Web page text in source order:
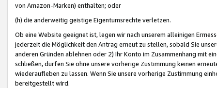
von Amazon-Marken) enthalten; oder
(h) die anderweitig geistige Eigentumsrechte verletzen.
Ob eine Website geeignet ist, legen wir nach unserem alleinigen
jederzeit die Möglichkeit den Antrag erneut zu stellen, sobald Sie
anderen Gründen ablehnen oder 2) Ihr Konto im Zusammenhang mit
schließen, dürfen Sie ohne unsere vorherige Zustimmung keinen
wiederaufleben zu lassen. Wenn Sie unsere vorherige Zustimmung
bereitgestellt wird.